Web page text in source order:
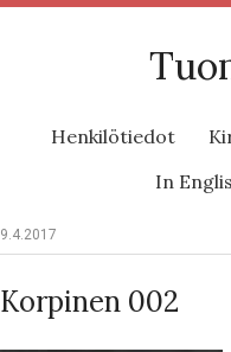
Henkilötiedot
In
9.4.2017
Korpinen 002